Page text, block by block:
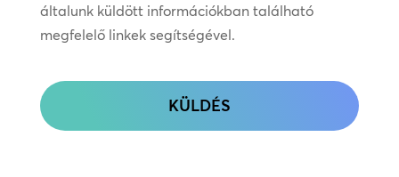
általunk küldött információkban található
megfelelő linkek segítségével.